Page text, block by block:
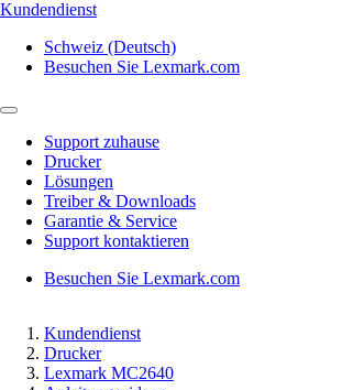
Kundendienst
Schweiz (Deutsch)
Besuchen Sie Lexmark.com
Support zuhause
Drucker
Lösungen
Treiber & Downloads
Garantie & Service
Support kontaktieren
Besuchen Sie Lexmark.com
Kundendienst
Drucker
Lexmark MC2640